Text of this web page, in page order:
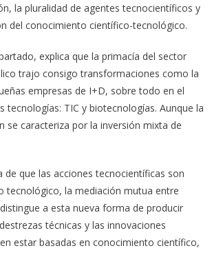
la pluralidad de agentes tecnocientíficos y
del conocimiento científico-tecnológico.
explica que la primacía del sector
trajo consigo transformaciones como la
empresas de I+D, sobre todo en el
tecnologías: TIC y biotecnologías. Aunque la
se caracteriza por la inversión mixta de
de que las acciones tecnocientíficas son
tecnológico, la mediación mutua entre
a esta nueva forma de producir
técnicas y las innovaciones
estar basadas en conocimiento científico,